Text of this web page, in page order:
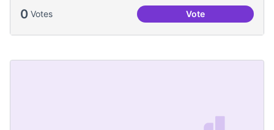
0 Votes VoteUna única Festa